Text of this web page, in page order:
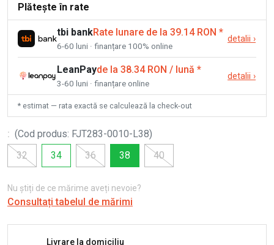
Plătește în rate
tbi bankRate lunare de la 39.14 RON *
6-60 luni · finanțare 100% online
detalii ›
LeanPayde la 38.34 RON / lună *
3-60 luni · finanțare online
detalii ›
* estimat — rata exactă se calculează la check-out
: (Cod produs: FJT283-0010-L38)
32
34 36 38 40
Nu știți de ce mărime aveți nevoie?
Consultați tabelul de mărimi
Livrare la domiciliu